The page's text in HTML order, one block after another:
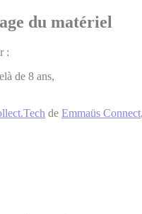
du matériel
:
de 8 ans,
de Emmaüs Connect,